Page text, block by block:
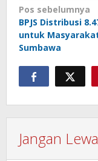
Navigasi
pos
Pos sebelumnya
BPJS Distribusi
untuk
Sumbawa
Jangan